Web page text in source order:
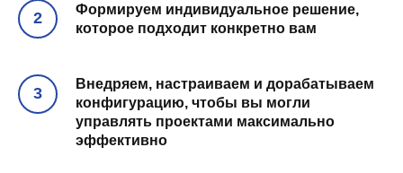
Формируем индивидуальное решение,
которое подходит конкретно вам
Внедряем, настраиваем и дорабатываем
конфигурацию, чтобы вы могли
управлять проектами максимально
эффективно